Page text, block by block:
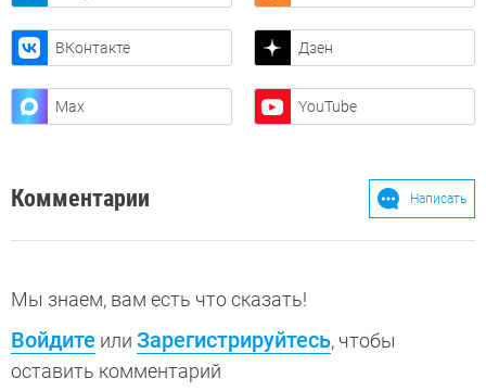
ВКонтакте Дзен
Max YouTube
Комментарии Написать
Мы знаем, вам есть что сказать!
Войдите или Зарегистрируйтесь, чтобы
оставить комментарий